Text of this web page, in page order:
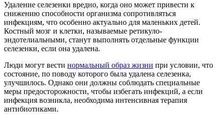
Удаление селезенки вредно, когда оно может привести к
снижению способности организма сопротивляться
инфекциям, что особенно актуально для маленьких детей.
Костный мозг и клетки, называемые ретикуло-
эндотелиальными, станут выполнять отдельные функции
селезенки, если она удалена.
Люди могут вести нормальный образ жизни при условии, что
состояние, по поводу которого была удалена селезенка,
улучшилось. Однако они должны соблюдать специальные
меры предосторожности, чтобы избегать инфекций, а если
инфекция возникла, необходима интенсивная терапия
антибиотиками.